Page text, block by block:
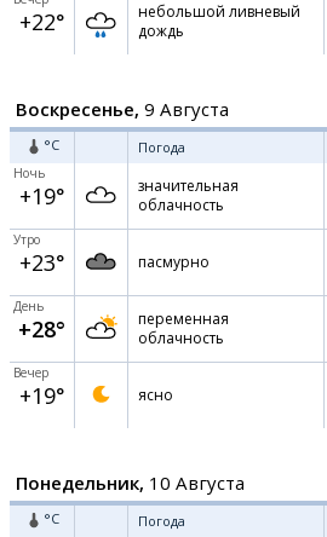
+22°
небольшой ливневый
дождь
Воскресенье, 9 Августа
°C Погода
Ночь
+19°
значительная
облачность
Утро
+23° пасмурно
День
+28°
переменная
облачность
Вечер
+19° ясно
Понедельник, 10 Августа
°C Погода